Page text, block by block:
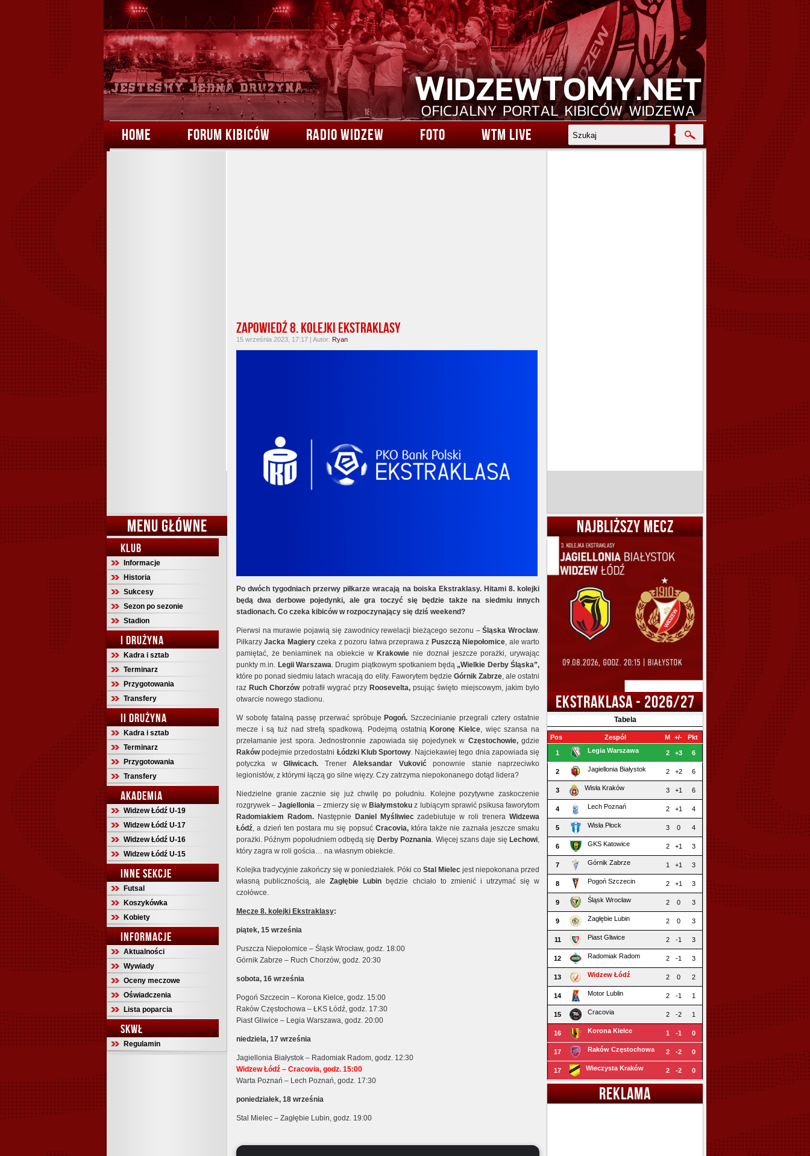
HOME FORUM KIBICÓW RADIO WIDZEW FOTO WTM LIVE
MENU GŁÓWNE
KLUB
Informacje
Historia
Sukcesy
Sezon po sezonie
Stadion
I DRUŻYNA
Kadra i sztab
Terminarz
Przygotowania
Transfery
II DRUŻYNA
Kadra i sztab
Terminarz
Przygotowania
Transfery
AKADEMIA
Widzew Łódź U-19
Widzew Łódź U-17
Widzew Łódź U-16
Widzew Łódź U-15
INNE SEKCJE
Futsal
Koszykówka
Kobiety
INFORMACJE
Aktualności
Wywiady
Oceny meczowe
Oświadczenia
Lista poparcia
SKWŁ
Regulamin
Zapowiedź 8. kolejki Ekstraklasy
15 września 2023, 17:17 | Autor: Ryan
Po dwóch tygodniach przerwy piłkarze wracają na boiska Ekstraklasy. Hitami 8. kolejki
będą dwa derbowe pojedynki, ale gra toczyć się będzie także na siedmiu innych
stadionach. Co czeka kibiców w rozpoczynający się dziś weekend?
Pierwsi na murawie pojawią się zawodnicy rewelacji bieżącego sezonu –Śląska Wrocław.
PiłkarzyJacka Magieryczeka z pozoru łatwa przeprawa z Puszczą Niepołomice, ale warto
pamiętać, że beniaminek na obiekcie w Krakowie nie doznał jeszcze porażki, urywając
punkty m.in. Legii Warszawa. Drugim piątkowym spotkaniem będą „Wielkie Derby Śląska”,
które po ponad siedmiu latach wracają do elity. Faworytem będzie Górnik Zabrze, ale ostatni
raz Ruch Chorzówpotrafił wygrać przy Roosevelta, psując święto miejscowym, jakim było
otwarcie nowego stadionu.
W sobotę fatalną passę przerwać spróbuje Pogoń. Szczecinianie przegrali cztery ostatnie
mecze i są tuż nad strefą spadkową. Podejmą ostatnią Koronę Kielce, więc szansa na
przełamanie jest spora. Jednostronnie zapowiada się pojedynek w Częstochowie,gdzie
Rakówpodejmie przedostatni Łódzki Klub Sportowy. Najciekawiej tego dnia zapowiada się
potyczka w Gliwicach. Trener Aleksandar Vukovićponownie stanie naprzeciwko
legionistów, z którymi łączą go silne więzy. Czy zatrzyma niepokonanego dotąd lidera?
Niedzielne granie zacznie się już chwilę po południu. Kolejne pozytywne zaskoczenie
rozgrywek –Jagiellonia – zmierzy się w Białymstoku z lubiącym sprawić psikusa faworytom
Radomiakiem Radom.Następnie Daniel Myśliwieczadebiutuje w roli treneraWidzewa
Łódź, a dzień ten postara mu się popsuć Cracovia,która także nie zaznała jeszcze smaku
porażki. Późnym popołudniem odbędą się Derby Poznania. Więcej szans daje się Lechowi,
który zagra w roli gościa… na własnym obiekcie.
Kolejka tradycyjnie zakończy się w poniedziałek. Póki co Stal Mielec jest niepokonana przed
własną publicznością, aleZagłębie Lubin będzie chciało to zmienić i utrzymać się w
czołówce.
Mecze 8. kolejki Ekstraklasy:
piątek, 15 września
Puszcza Niepołomice – Śląsk Wrocław, godz. 18:00
Górnik Zabrze – Ruch Chorzów, godz. 20:30
sobota, 16 września
Pogoń Szczecin – Korona Kielce, godz. 15:00
Raków Częstochowa – ŁKS Łódź, godz. 17:30
Piast Gliwice – Legia Warszawa, godz. 20:00
niedziela, 17 września
Jagiellonia Białystok – Radomiak Radom, godz. 12:30
Widzew Łódź – Cracovia, godz. 15:00
Warta Poznań – Lech Poznań, godz. 17:30
poniedziałek, 18 września
Stal Mielec – Zagłębie Lubin, godz. 19:00
NAJBLIŻSZY MECZ
EKSTRAKLASA - 2026/27
Tabela
Pos Zespół M +/- Pkt
1 Legia Warszawa 2 +3 6
2 Jagiellonia Białystok 2 +2 6
3 Wisła Kraków 3 +1 6
4 Lech Poznań 2 +1 4
5 Wisła Płock 3 0 4
6 GKS Katowice 2 +1 3
7 Górnik Zabrze 1 +1 3
8 Pogoń Szczecin 2 +1 3
9 Śląsk Wrocław 2 0 3
9 Zagłębie Lubin 2 0 3
11 Piast Gliwice 2 -1 3
12 Radomiak Radom 2 -1 3
13 Widzew Łódź 2 0 2
14 Motor Lublin 2 -1 1
15 Cracovia 2 -2 1
16 Korona Kielce 1 -1 0
17 Raków Częstochowa 2 -2 0
17 Wieczysta Kraków 2 -2 0
REKLAMA